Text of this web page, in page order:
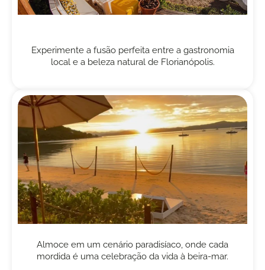
Experimente a fusão perfeita entre a gastronomia
local e a beleza natural de Florianópolis.
Almoce em um cenário paradisíaco, onde cada
mordida é uma celebração da vida à beira-mar.